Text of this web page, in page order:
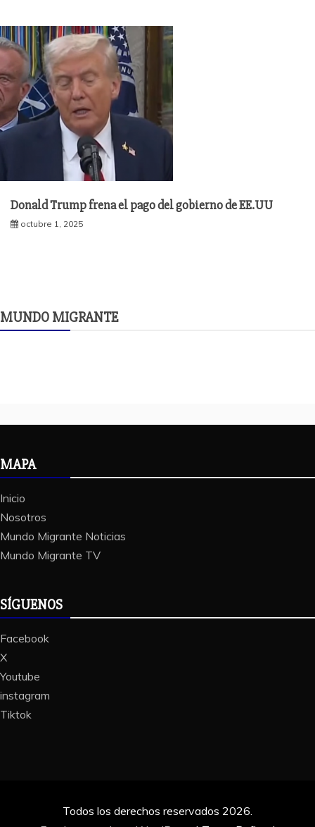
Donald Trump frena el pago del gobierno de EE.UU
octubre 1, 2025
MUNDO MIGRANTE
MAPA
Inicio
Nosotros
Mundo Migrante Noticias
Mundo Migrante TV
SÍGUENOS
Facebook
X
Youtube
instagram
Tiktok
Todos los derechos reservados 2026.